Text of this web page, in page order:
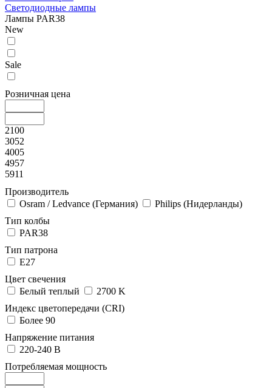
Светодиодные лампы
Лампы PAR38
New
Sale
Розничная цена
2100
3052
4005
4957
5911
Производитель
Osram / Ledvance (Германия)
Philips (Нидерланды)
Тип колбы
PAR38
Тип патрона
E27
Цвет свечения
Белый теплый
2700 K
Индекс цветопередачи (CRI)
Более 90
Напряжение питания
220-240 В
Потребляемая мощность